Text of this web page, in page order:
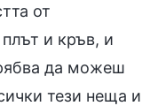
от
и кръв, и
да можеш
тези неща и